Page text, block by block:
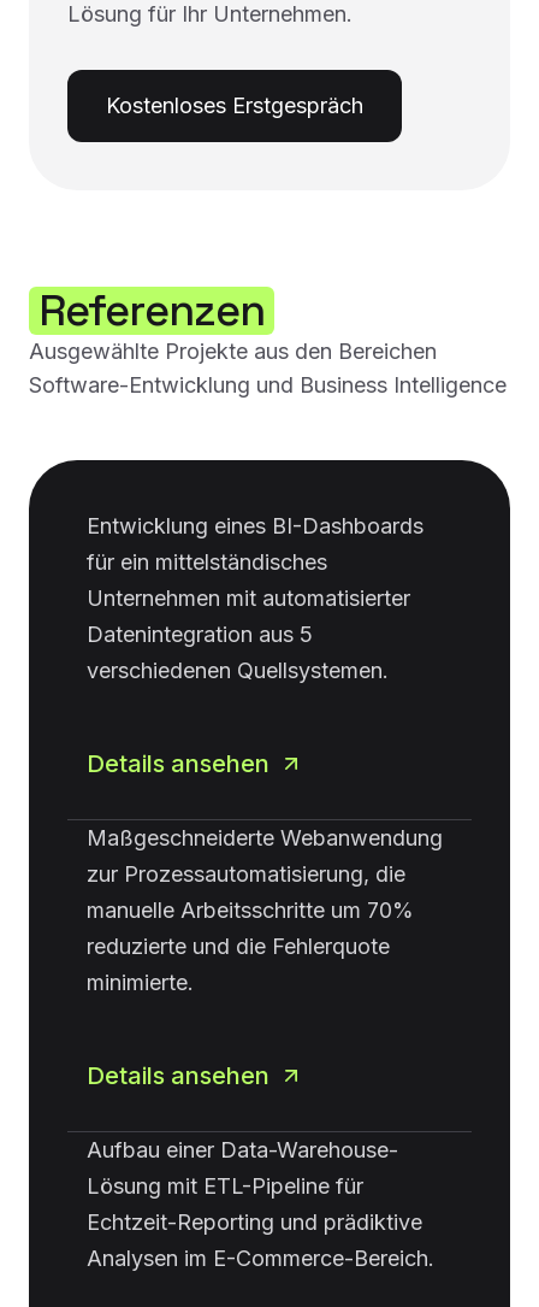
Lösung für Ihr Unternehmen.
Kostenloses Erstgespräch
Referenzen
Ausgewählte Projekte aus den Bereichen
Software-Entwicklung und Business Intelligence
Entwicklung eines BI-Dashboards
für ein mittelständisches
Unternehmen mit automatisierter
Datenintegration aus 5
verschiedenen Quellsystemen.
Details ansehen
Maßgeschneiderte Webanwendung
zur Prozessautomatisierung, die
manuelle Arbeitsschritte um 70%
reduzierte und die Fehlerquote
minimierte.
Details ansehen
Aufbau einer Data-Warehouse-
Lösung mit ETL-Pipeline für
Echtzeit-Reporting und prädiktive
Analysen im E-Commerce-Bereich.